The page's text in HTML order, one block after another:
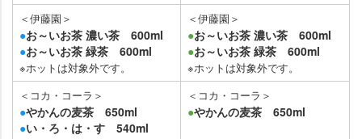
＜伊藤園＞
●お～いお茶 濃い茶 600ml
●お～いお茶 緑茶 600ml
※ホットは対象外です。
＜伊藤園＞
●お～いお茶 濃い茶 600ml
●お～いお茶 緑茶 600ml
※ホットは対象外です。
＜コカ・コーラ＞
●かんの麦茶 650ml
●い・ろ・は・す 540ml
＜コカ・コーラ＞
●かんの麦茶 650ml